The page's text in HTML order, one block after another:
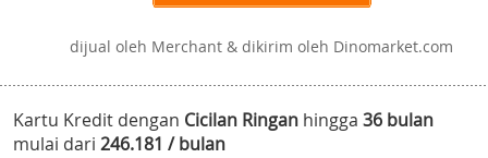
dijual oleh Merchant & dikirim oleh Dinomarket.com
Kartu Kredit dengan Cicilan Ringan hingga 36 bulan
mulai dari 246.181 / bulan